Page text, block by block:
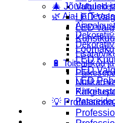
🌿 Aia- ja
🔋 Toiteallikad
Nutikad
Päikeselaternad
🎄 Jõulutuled
LED
LED
LED
LED
LED
💡